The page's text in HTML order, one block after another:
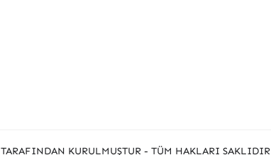
TARAFINDAN KURULMUŞTUR - TÜM HAKLARI SAKLIDIR